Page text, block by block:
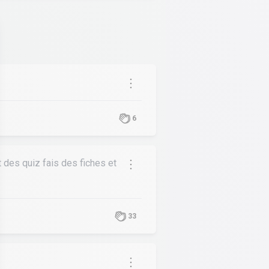
6
des quiz fais des fiches et
33